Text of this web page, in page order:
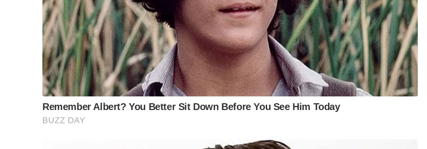
การค้ายาเสพติด หรือโทษที่เป็นความผิดต่อเนื่อง
สิ่งที่เกิดขึ้นก็คือ “กรมราชทัณฑ์มีกฎหมาย”
แต่กฎหมายไม่ได้มีกรอบใหญ่กำหนดชัดเจน แต่ให้เป็น “กฎกระทรวง” ที่เป็นระเบียบปฏิบัติ
ระเบียบหรือกฎเหล่านี้ จะถูกดำเนินการระหว่าง “ข้าราชการและรัฐมนตรี”
คุณหญิงพรทิพย์จึงเสนอว่า………
“เพราะฉะนั้น ต้องคิดว่า ทำอย่างไรจะต้องมีส่วนร่วมจากภาคอื่น คือจากภาคประชาชน หรือศาล”